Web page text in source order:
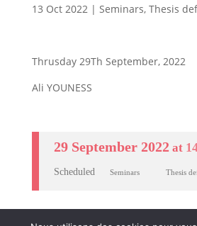
13 Oct 2022| Seminars, Thesis
Thrusday 29Th September, 2022
Ali YOUNESS
29 September 2022 at
Scheduled Seminars Thesis